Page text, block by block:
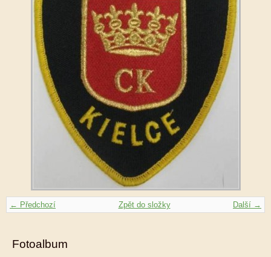
← Předchozí Další →
Zpět do složky
Fotoalbum